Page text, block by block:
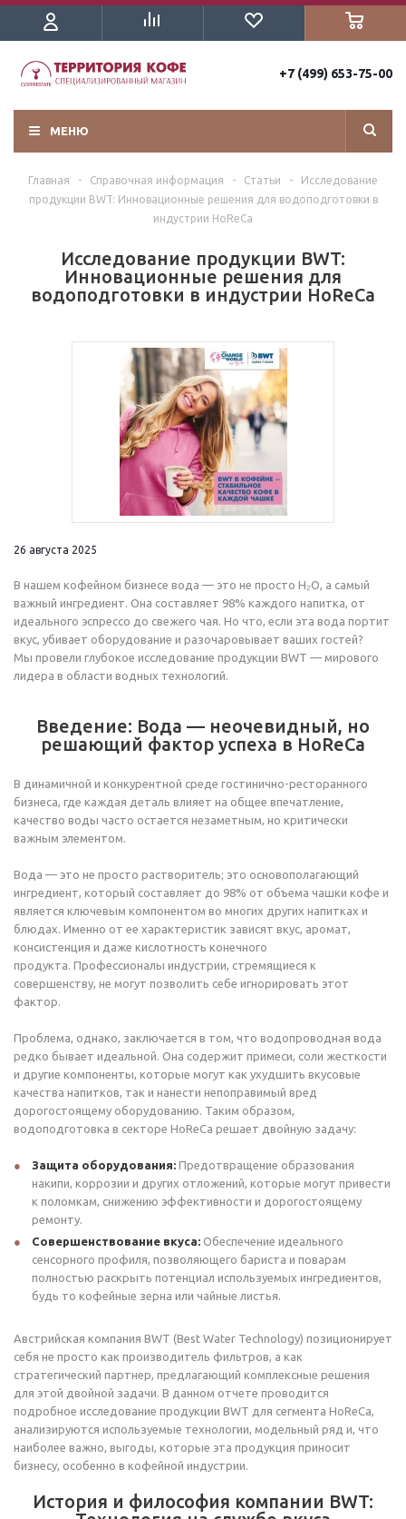
+7 (499) 653-75-00
МЕНЮ
Главная - Справочная информация - Статьи -
Исследование
продукции BWT: Инновационные решения для водоподготовки в
индустрии HoReCa
Исследование продукции BWT:
Инновационные решения для
водоподготовки в индустрии HoReCa
26 августа 2025
В нашем кофейном бизнесе вода — это не просто H₂O, а самый
важный ингредиент. Она составляет 98% каждого напитка, от
идеального эспрессо до свежего чая. Но что, если эта вода портит
вкус, убивает оборудование и разочаровывает ваших гостей?
Мы провели глубокое исследование продукции BWT — мирового
лидера в области водных технологий.
Введение: Вода — неочевидный, но
решающий фактор успеха в HoReCa
В динамичной и конкурентной среде гостинично-ресторанного
бизнеса, где каждая деталь влияет на общее впечатление,
качество воды часто остается незаметным, но критически
важным элементом.
Вода — это не просто растворитель; это основополагающий
ингредиент, который составляет до 98% от объема чашки кофе и
является ключевым компонентом во многих других напитках и
блюдах. Именно от ее характеристик зависят вкус, аромат,
консистенция и даже кислотность конечного
продукта. Профессионалы индустрии, стремящиеся к
совершенству, не могут позволить себе игнорировать этот
фактор.
Проблема, однако, заключается в том, что водопроводная вода
редко бывает идеальной. Она содержит примеси, соли жесткости
и другие компоненты, которые могут как ухудшить вкусовые
качества напитков, так и нанести непоправимый вред
дорогостоящему оборудованию. Таким образом,
водоподготовка в секторе HoReCa решает двойную задачу:
Защита оборудования: Предотвращение образования
накипи, коррозии и других отложений, которые могут привести
к поломкам, снижению эффективности и дорогостоящему
ремонту.
Совершенствование вкуса: Обеспечение идеального
сенсорного профиля, позволяющего бариста и поварам
полностью раскрыть потенциал используемых ингредиентов,
будь то кофейные зерна или чайные листья.
Австрийская компания BWT (Best Water Technology) позиционирует
себя не просто как производитель фильтров, а как
стратегический партнер, предлагающий комплексные решения
для этой двойной задачи. В данном отчете проводится
подробное исследование продукции BWT для сегмента HoReCa,
анализируются используемые технологии, модельный ряд и, что
наиболее важно, выгоды, которые эта продукция приносит
бизнесу, особенно в кофейной индустрии.
История и философия компании BWT: